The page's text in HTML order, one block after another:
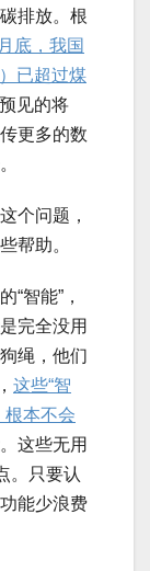
排放。根
底，我国
已超过煤
见的将
更多的数
个问题，
帮助。
“智能”，
完全没用
绳，他们
这些“智
根本不会
这些无用
。只要认
能少浪费